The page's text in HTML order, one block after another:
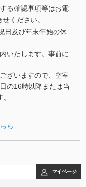
る確認事項等はお電
ください。
日及び年末年始の休
いたします。事前に
ざいますので、空室
の16時以降または当
ら
マイページ